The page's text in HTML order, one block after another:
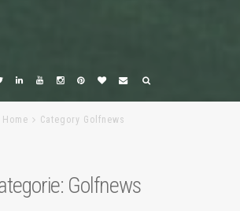
Home Category Golfnews
Golfnews